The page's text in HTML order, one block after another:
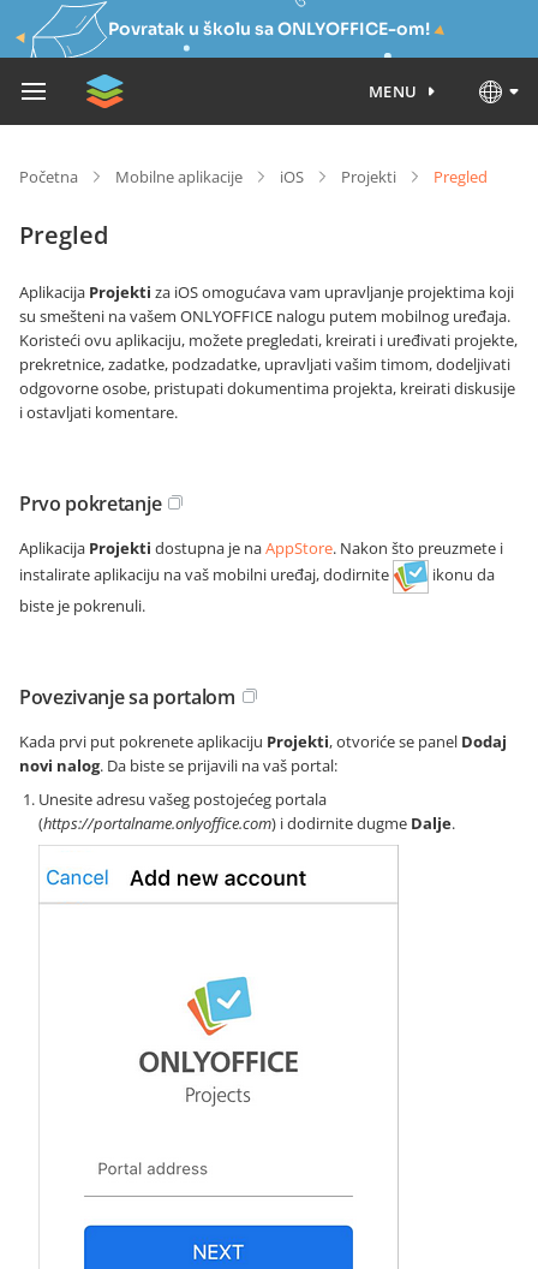
Povratak u školu sa ONLYOFFICE-om!
MENU
Početna Mobilne aplikacije iOS Projekti Pregled
Pregled
Aplikacija Projekti za iOS omogućava vam upravljanje projektima koji
su smešteni na vašem ONLYOFFICE nalogu putem mobilnog uređaja.
Koristeći ovu aplikaciju, možete pregledati, kreirati i uređivati projekte,
prekretnice, zadatke, podzadatke, upravljati vašim timom, dodeljivati
odgovorne osobe, pristupati dokumentima projekta, kreirati diskusije
i ostavljati komentare.
Prvo pokretanje
Aplikacija Projekti dostupna je naAppStore. Nakon što preuzmete i
instalirate aplikaciju na vaš mobilni uređaj, dodirnite
ikonu da
biste je pokrenuli.
Povezivanje sa portalom
Kada prvi put pokrenete aplikaciju Projekti, otvoriće se panel Dodaj
novi nalog. Da biste se prijavili na vaš portal:
Unesite adresu vašeg postojećeg portala
(https://portalname.onlyoffice.com) i dodirnite dugme Dalje.